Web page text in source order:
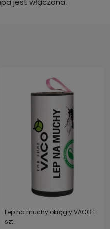
Lep na muchy okrągły VACO 1
szt.